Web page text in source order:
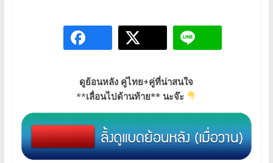
ดูย้อนหลัง คู่ไทย+คู่ที่น่าสนใจ
**เลื่อนไปด้านท้าย** นะจ๊ะ